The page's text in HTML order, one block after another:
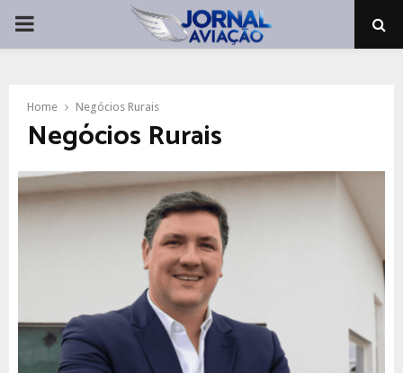
PRIMARY
Home Negócios Rurais
Negócios Rurais